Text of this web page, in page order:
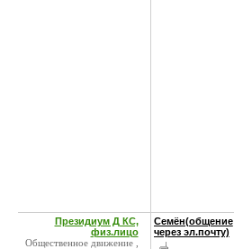
Президиум Д КС,
физ.лицо
Общественное движение ,
Семён(общение
через эл.почту)